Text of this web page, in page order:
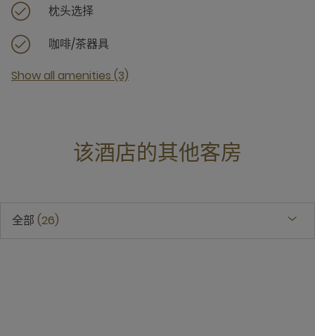
枕头选择
咖啡/茶器具
Show all amenities (3)
该酒店的其他客房
全部 26